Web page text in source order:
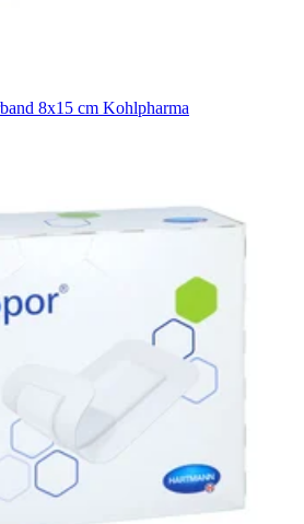
8x15 cm Kohlpharma